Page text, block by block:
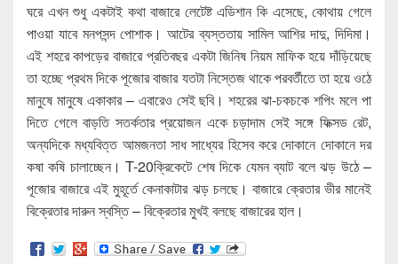
ঘরে এখন শুধু একটাই কথা বাজারে লেটেষ্ট এডিশান কি এসেছে, কোথায় গেলে
পাওয়া যাবে মনপসন্দ পোশাক। আটের ব্যস্ততায় সামিল আশির দাদু, দিদিমা।
এই শহরে কাপড়ের বাজারে প্রতিবছর একটা জিনিষ নিয়ম মাফিক হয়ে দাঁড়িয়েছে
তা হচ্ছে প্রথম দিকে পূজোর বাজার যতটা নিস্তেজ থাকে পরবর্তীতে তা হয়ে ওঠে
মানুষে মানুষে একাকার – এবারেও সেই ছবি। শহরের ঝা-চকচকে শপিং মলে পা
দিতে গেলে বাড়তি সতর্কতার প্রয়োজন একে চড়াদাম সেই সঙ্গে ফিক্সড রেট,
অন্যদিকে মধ্যবিত্ত আমজনতা সাধ সাধ্যের হিসেব করে দোকানে দোকানে দর
কষা কষি চালাচ্ছেন। T-20ক্রিকেটে শেষ দিকে যেমন ব্যাট বলে ঝড় উঠে –
পূজোর বাজারে এই মুহূর্তে কেনাকাটার ঝড় চলছে। বাজারে ক্রেতার ভীর মানেই
বিক্রেতার দারুন স্বস্তি – বিক্রেতার মুখই বলছে বাজারের হাল।